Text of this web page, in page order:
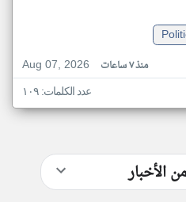
Aug 07, 2026
منذ ٧ ساعات
عدد الكلمات: ١٠٩
الأخبار